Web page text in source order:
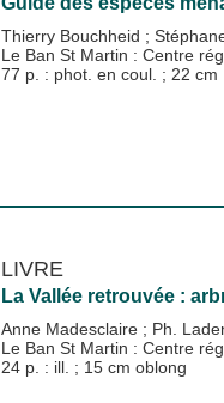
Thierry Bouchheid ;
Le Ban St Martin : Centre
77 p. : phot. en coul. ; 22 cm
LIVRE
La Vallée retrouvée :
Anne Madesclaire ; Ph.
Le Ban St Martin : Centre
24 p. : ill. ; 15 cm oblong